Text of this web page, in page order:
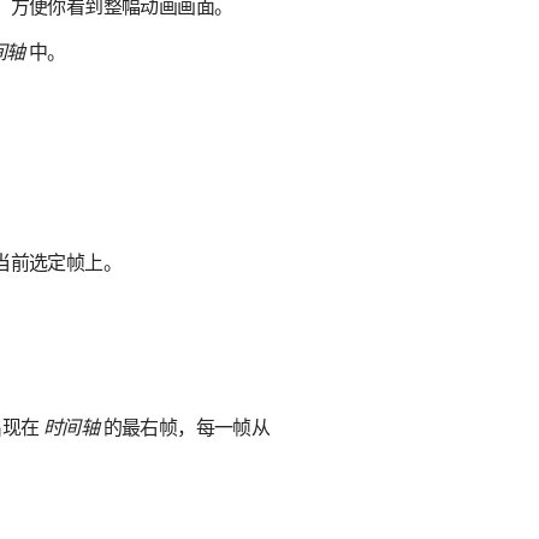
便你看到整幅动画画面。
轴中。
选定帧上。
在 时间轴的最右帧，每一帧从